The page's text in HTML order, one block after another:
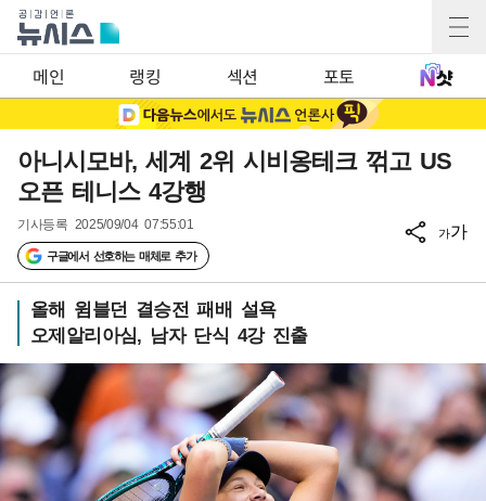
메인 랭킹 섹션 포토
아니시모바, 세계 2위 시비옹테크 꺾고 US
오픈 테니스 4강행
기사등록 2025/09/04 07:55:01
구글에서 선호하는 매체로 추가
가가
올해 윔블던 결승전 패배 설욕
오제알리아심, 남자 단식 4강 진출